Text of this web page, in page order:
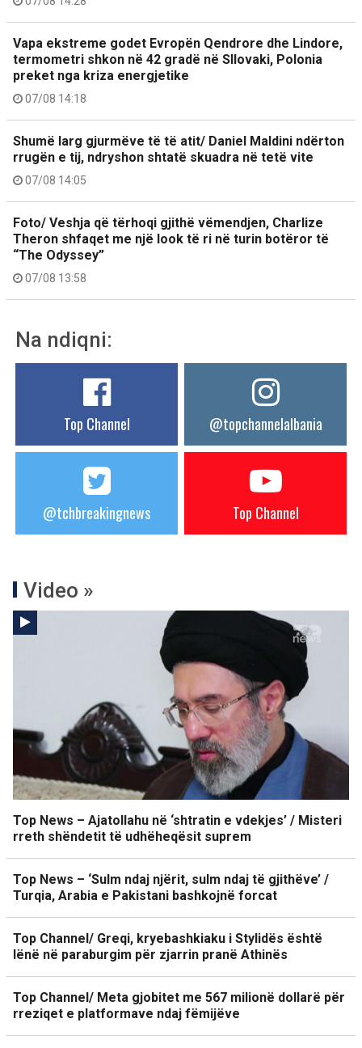
Vapa ekstreme godet Evropën Qendrore dhe Lindore,
termometri shkon në 42 gradë në Sllovaki, Polonia
preket nga kriza energjetike
07/08 14:18
Shumë larg gjurmëve të të atit/ Daniel Maldini ndërton
rrugën e tij, ndryshon shtatë skuadra në tetë vite
07/08 14:05
Foto/ Veshja që tërhoqi gjithë vëmendjen, Charlize
Theron shfaqet me një look të ri në turin botëror të
“The Odyssey”
07/08 13:58
Na ndiqni:
Top Channel @topchannelalbania
@tchbreakingnews Top Channel
Video »
Top News – Ajatollahu në ‘shtratin e vdekjes’ / Misteri
rreth shëndetit të udhëheqësit suprem
Top News – ‘Sulm ndaj njërit, sulm ndaj të gjithëve’ /
Turqia, Arabia e Pakistani bashkojnë forcat
Top Channel/ Greqi, kryebashkiaku i Stylidës është
lënë në paraburgim për zjarrin pranë Athinës
Top Channel/ Meta gjobitet me 567 milionë dollarë për
rreziqet e platformave ndaj fëmijëve